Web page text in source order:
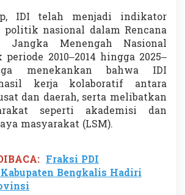
IDI telah menjadi indikator
politik nasional dalam Rencana
Jangka Menengah Nasional
periode 2010–2014 hingga 2025–
menekankan bahwa IDI
kerja kolaboratif antara
dan daerah, serta melibatkan
seperti akademisi dan
masyarakat (LSM).
Fraksi PDI
Bengkalis Hadiri